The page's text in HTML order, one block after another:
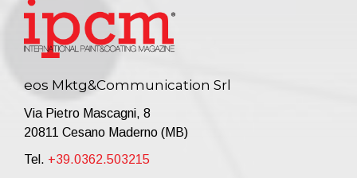
eos Mktg&Communication Srl
Via Pietro Mascagni, 8
20811 Cesano Maderno (MB)
Tel. +39.0362.503215